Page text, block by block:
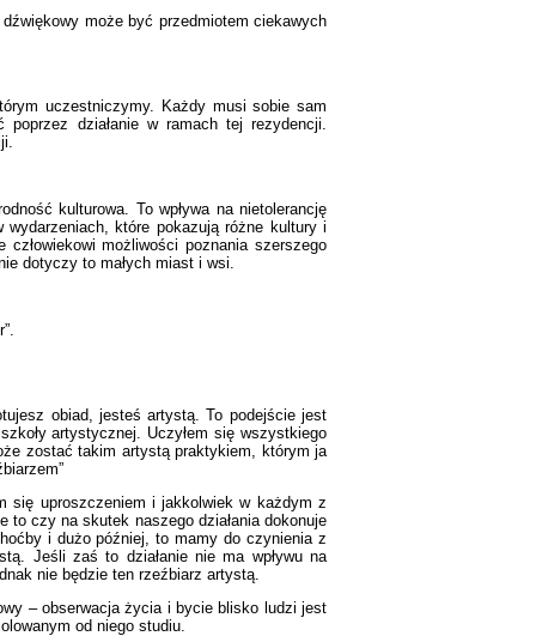
może być przedmiotem ciekawych
uczestniczymy. Każdy musi sobie sam
działanie w ramach tej rezydencji.
kulturowa. To wpływa na nietolerancję
które pokazują różne kultury i
możliwości poznania szerszego
dotyczy to małych miast i wsi.
obiad, jesteś artystą. To podejście jest
artystycznej. Uczyłem się wszystkiego
zostać takim artystą praktykiem, którym ja
się uproszczeniem i jakkolwiek w każdym z
to czy na skutek naszego działania dokonuje
i dużo później, to mamy do czynienia z
Jeśli zaś to działanie nie ma wpływu na
nie będzie ten rzeźbiarz artystą.
– obserwacja życia i bycie blisko ludzi jest
od niego studiu.